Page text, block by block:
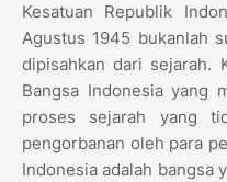
Kesatuan Republik
Agustus 1945 bukanlah
dipisahkan dari sejarah.
Bangsa Indonesia yang
proses sejarah yang
pengorbanan oleh para
Indonesia adalah bangsa